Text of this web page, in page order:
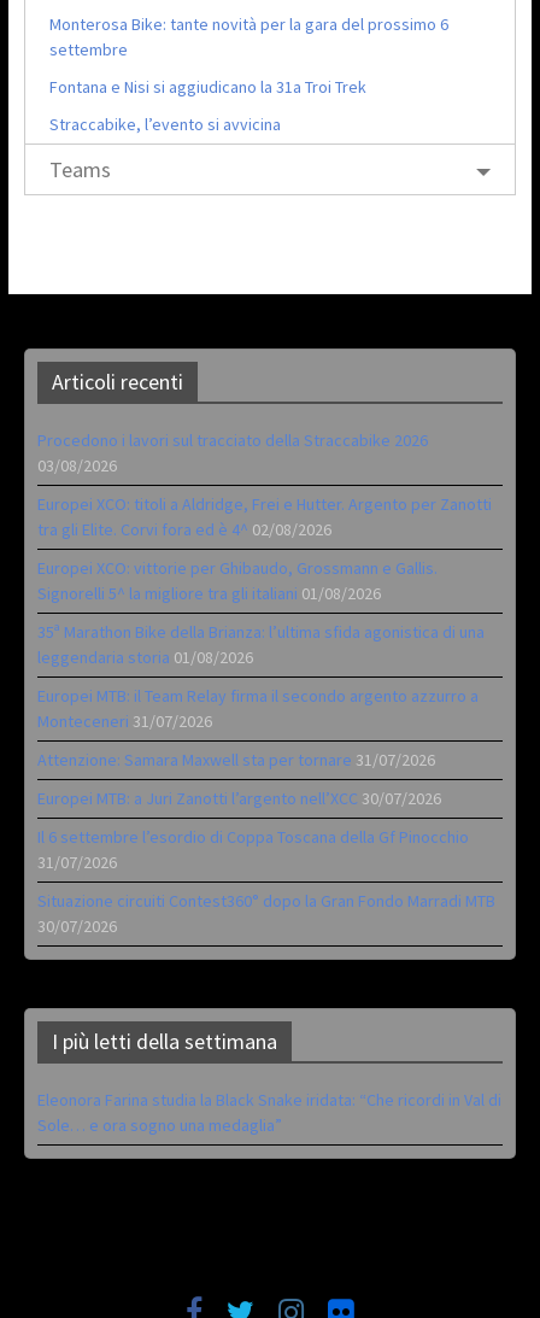
Monterosa Bike: tante novità per la gara del prossimo 6
settembre
Fontana e Nisi si aggiudicano la 31a Troi Trek
Straccabike, l’evento si avvicina
Teams
Articoli recenti
Procedono i lavori sul tracciato della Straccabike 2026
03/08/2026
Europei XCO: titoli a Aldridge, Frei e Hutter. Argento per Zanotti
tra gli Elite. Corvi fora ed è 4^ 02/08/2026
Europei XCO: vittorie per Ghibaudo, Grossmann e Gallis.
Signorelli 5^ la migliore tra gli italiani 01/08/2026
35ª Marathon Bike della Brianza: l’ultima sfida agonistica di una
leggendaria storia 01/08/2026
Europei MTB: il Team Relay firma il secondo argento azzurro a
Monteceneri 31/07/2026
Attenzione: Samara Maxwell sta per tornare 31/07/2026
Europei MTB: a Juri Zanotti l’argento nell’XCC 30/07/2026
Il 6 settembre l’esordio di Coppa Toscana della Gf Pinocchio
31/07/2026
Situazione circuiti Contest360° dopo la Gran Fondo Marradi MTB
30/07/2026
I più letti della settimana
Eleonora Farina studia la Black Snake iridata: “Che ricordi in Val di
Sole… e ora sogno una medaglia”